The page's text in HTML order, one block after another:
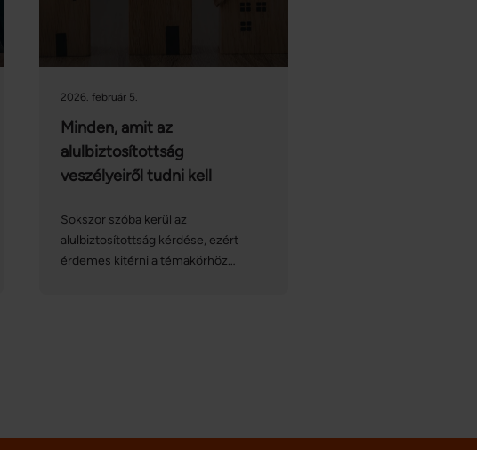
2026. február 5.
Minden, amit az
alulbiztosítottság
veszélyeiről tudni kell
Sokszor szóba kerül az
alulbiztosítottság kérdése, ezért
érdemes kitérni a témakörhöz